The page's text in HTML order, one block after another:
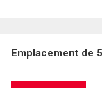
Emplacement de